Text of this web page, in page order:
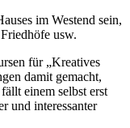
im Westend sein,
usw.
für „Kreatives
damit gemacht,
einem selbst erst
und interessanter